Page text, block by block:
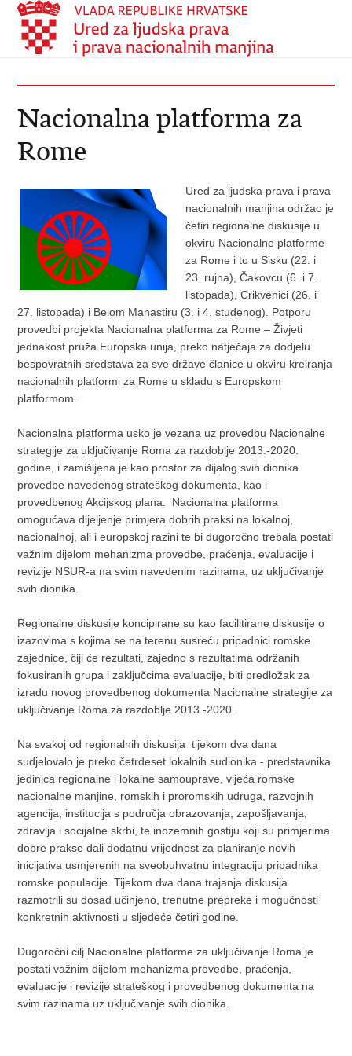
Nacionalna platforma za
Rome
Ured za ljudska prava i prava
nacionalnih manjina održao je
četiri regionalne diskusije u
okviru Nacionalne platforme
za Rome i to u Sisku (22. i
23. rujna), Čakovcu (6. i 7.
listopada), Crikvenici (26. i
27. listopada) i Belom Manastiru (3. i 4. studenog). Potporu
provedbi projekta Nacionalna platforma za Rome – Živjeti
jednakost pruža Europska unija, preko natječaja za dodjelu
bespovratnih sredstava za sve države članice u okviru kreiranja
nacionalnih platformi za Rome u skladu s Europskom
platformom.
Nacionalna platforma usko je vezana uz provedbu Nacionalne
strategije za uključivanje Roma za razdoblje 2013.-2020.
godine, i zamišljena je kao prostor za dijalog svih dionika
provedbe navedenog strateškog dokumenta, kao i
provedbenog Akcijskog plana. Nacionalna platforma
omogućava dijeljenje primjera dobrih praksi na lokalnoj,
nacionalnoj, ali i europskoj razini te bi dugoročno trebala postati
važnim dijelom mehanizma provedbe, praćenja, evaluacije i
revizije NSUR-a na svim navedenim razinama, uz uključivanje
svih dionika.
Regionalne diskusije koncipirane su kao facilitirane diskusije o
izazovima s kojima se na terenu susreću pripadnici romske
zajednice, čiji će rezultati, zajedno s rezultatima održanih
fokusiranih grupa i zaključcima evaluacije, biti predložak za
izradu novog provedbenog dokumenta Nacionalne strategije za
uključivanje Roma za razdoblje 2013.-2020.
Na svakoj od regionalnih diskusija tijekom dva dana
sudjelovalo je preko četrdeset lokalnih sudionika - predstavnika
jedinica regionalne i lokalne samouprave, vijeća romske
nacionalne manjine, romskih i proromskih udruga, razvojnih
agencija, institucija s područja obrazovanja, zapošljavanja,
zdravlja i socijalne skrbi, te inozemnih gostiju koji su primjerima
dobre prakse dali dodatnu vrijednost za planiranje novih
inicijativa usmjerenih na sveobuhvatnu integraciju pripadnika
romske populacije. Tijekom dva dana trajanja diskusija
razmotrili su dosad učinjeno, trenutne prepreke i mogućnosti
konkretnih aktivnosti u sljedeće četiri godine.
Dugoročni cilj Nacionalne platforme za uključivanje Roma je
postati važnim dijelom mehanizma provedbe, praćenja,
evaluacije i revizije strateškog i provedbenog dokumenta na
svim razinama uz uključivanje svih dionika.